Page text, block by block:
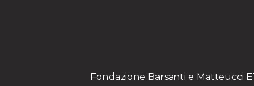
Fondazione Barsanti e Matteucci